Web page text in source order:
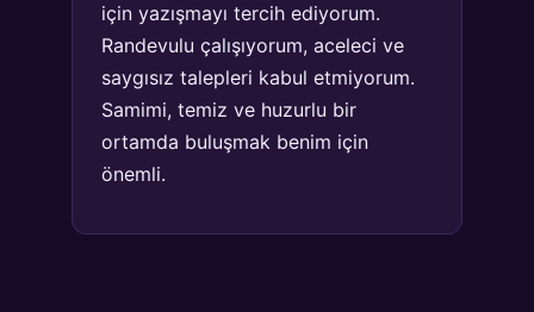
için yazışmayı tercih ediyorum.
Randevulu çalışıyorum, aceleci ve
saygısız talepleri kabul etmiyorum.
Samimi, temiz ve huzurlu bir
ortamda buluşmak benim için
önemli.